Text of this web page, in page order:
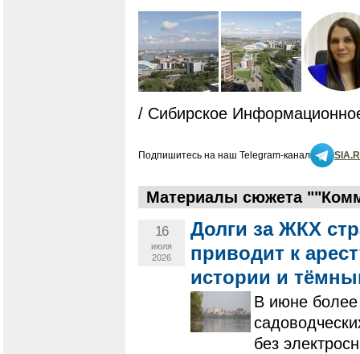
/ Сибирское
Подпишитесь на наш Telegram-канал
Материалы сюжета
16
июля
2026
Долги за ЖКХ
приводит к
истории и
В июне
без